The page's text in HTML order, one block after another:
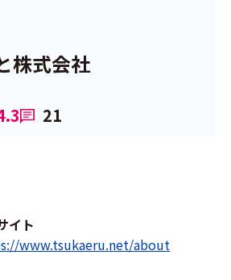
株式会社
21
イト
www.tsukaeru.net/about